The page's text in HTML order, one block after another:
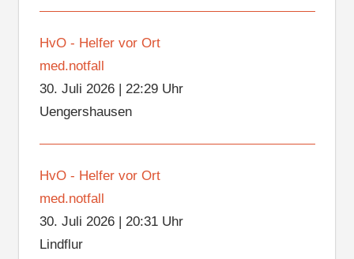
HvO - Helfer vor Ort
med.notfall
30. Juli 2026| 22:29 Uhr
Uengershausen
HvO - Helfer vor Ort
med.notfall
30. Juli 2026| 20:31 Uhr
Lindflur